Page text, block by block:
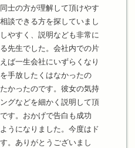
士の方が理解して頂けやす
談できる方を探していまし
やすく、説明なども非常に
先生でした。会社内での片
ば一生会社にいずらくなり
手放したくはなかったの
かったのです。彼女の気持
グなどを細かく説明して頂
す。おかげで告白も成功
うになりました。今度はド
。ありがとうございまし